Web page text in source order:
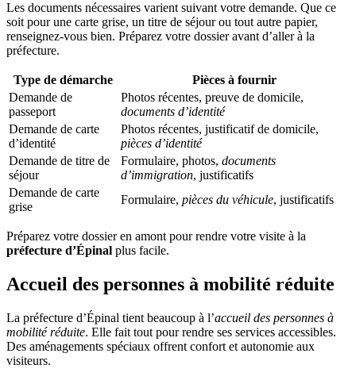
Les documents nécessaires varient suivant votre demande. Que ce
soit pour une carte grise, un titre de séjour ou tout autre papier,
renseignez-vous bien. Préparez votre dossier avant d’aller à la
préfecture.
Type de démarche
Pièces à fournir
Demande de
passeport
Photos récentes, preuve de domicile,
documents d’identité
Demande de carte
d’identité
Photos récentes, justificatif de domicile,
pièces d’identité
Demande de titre de
séjour
Formulaire, photos, documents
d’immigration, justificatifs
Demande de carte
grise
Formulaire, pièces du véhicule, justificatifs
Préparez votre dossier en amont pour rendre votre visite à la
préfecture d’Épinal plus facile.
Accueil des personnes à mobilité réduite
La préfecture d’Épinal tient beaucoup à l’accueil des personnes à
mobilité réduite. Elle fait tout pour rendre ses services accessibles.
Des aménagements spéciaux offrent confort et autonomie aux
visiteurs.